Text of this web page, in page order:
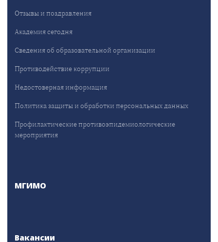
Отзывы и поздравления
Академия сегодня
Сведения об образовательной организации
Противодействие коррупции
Недостоверная информация
Политика защиты и обработки персональных данных
Профилактические противоэпидемиологические
мероприятия
МГИМО
Вакансии